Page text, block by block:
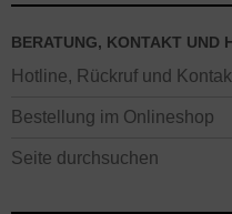
BERATUNG, KONTAKT UND
Hotline, Rückruf und
Bestellung im Onlineshop
Seite durchsuchen